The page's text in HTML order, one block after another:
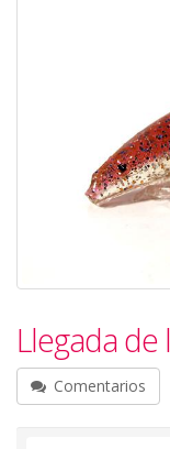
Llegada
Comentarios